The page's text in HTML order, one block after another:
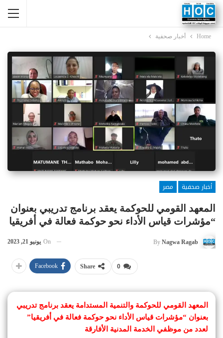
Home أخبار صحفية
أخبار صحفية
مصر
المعهد القومي للحوكمة يعقد برنامج تدريبي بعنوان
“مؤشرات قياس الأداء نحو حوكمة فعالة في أفريقيا
By Nagwa Ragab
On يونيو 21, 2023
0
Share
Facebook
المعهد القومي للحوكمة والتنمية المستدامة يعقد برنامج تدريبي
بعنوان “مؤشرات قياس الأداء نحو حوكمة فعالة في أفريقيا”
لعدد من موظفي الخدمة المدنية الأفارقة